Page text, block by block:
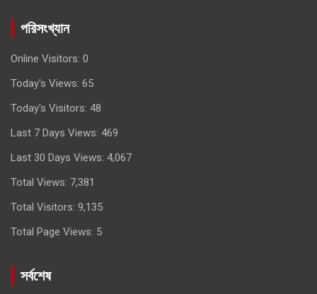
পরিসংখ্যান
Online Visitors: 0
Today's Views: 65
Today's Visitors: 48
Last 7 Days Views: 469
Last 30 Days Views: 4,067
Total Views: 7,381
Total Visitors: 9,135
Total Page Views: 5
সর্বশেষ